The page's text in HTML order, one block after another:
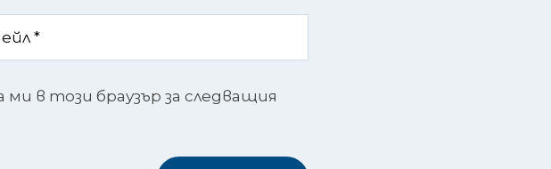
в този браузър за следващия